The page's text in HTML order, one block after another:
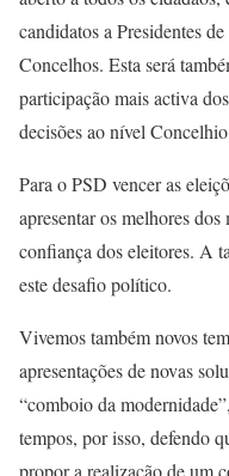
candidatos a Presidentes
Concelhos. Esta será
participação mais activa
decisões ao nível
Para o PSD vencer as
apresentar os melhores
confiança dos eleitores. A
este desafio político.
Vivemos também novos
apresentações de novas
“comboio da
tempos, por isso, defendo
propor a realização de um